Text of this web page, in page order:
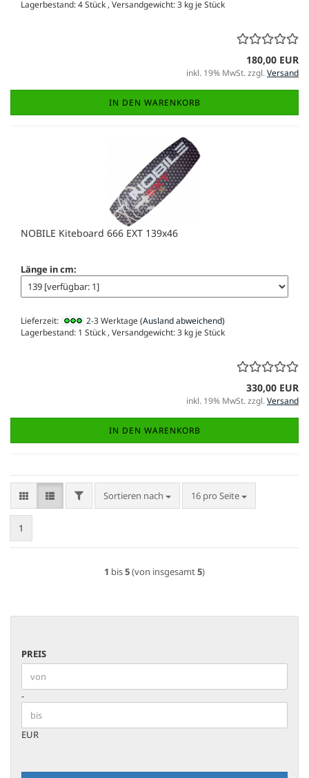
Lagerbestand: 4 Stück , Versandgewicht:3 kg je Stück
180,00 EUR
inkl. 19% MwSt. zzgl.Versand
IN DEN WARENKORB
NOBILE Kiteboard 666 EXT 139x46
Länge in cm:
Lieferzeit: 2-3 Werktage(Ausland abweichend)
Lagerbestand: 1 Stück , Versandgewicht:3 kg je Stück
330,00 EUR
inkl. 19% MwSt. zzgl.Versand
IN DEN WARENKORB
FILTERSortieren nach
Sortieren nach 16 pro Seite
pro Seite
1
1 bis5(von insgesamt5)
PREIS
PREIS
Preis bis
-
EUR